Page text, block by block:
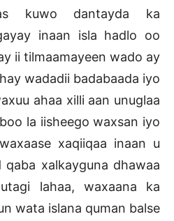
kuwo dantayda ka
inaan isla hadlo oo
ii tilmaamayeen wado ay
wadadii badabaada iyo
ahaa xilli aan unuglaa
la iisheego waxsan iyo
xaqiiqaa inaan u
xalkayguna dhawaa
lahaa, waxaana ka
wata islana quman balse